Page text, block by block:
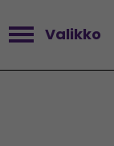
Valikko
Avaa valikko